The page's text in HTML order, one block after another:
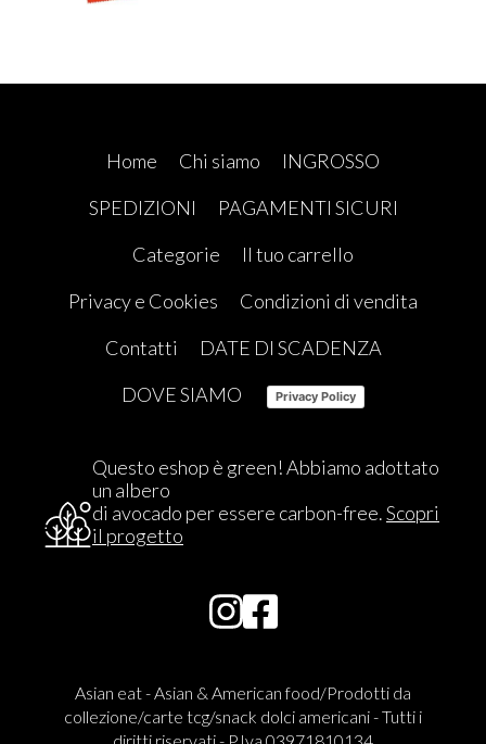
Home Chi siamo
INGROSSO
SPEDIZIONI
PAGAMENTI SICURI
Categorie
Il tuo carrello
Privacy e Cookies
Condizioni di vendita
Contatti
DATE DI SCADENZA
DOVE SIAMO
Privacy Policy
Questo eshop è green! Abbiamo adottato
un albero
di avocado per essere carbon-free.Scopri
il progetto
Asian eat - Asian & American food/Prodotti da
collezione/carte tcg/snack dolci americani - Tutti i
diritti riservati - P.Iva 03971810134